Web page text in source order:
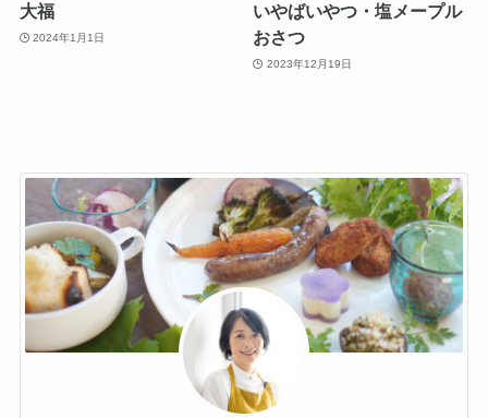
大福
2024年1月1日
いやばいやつ・塩メープル
おさつ
2023年12月19日